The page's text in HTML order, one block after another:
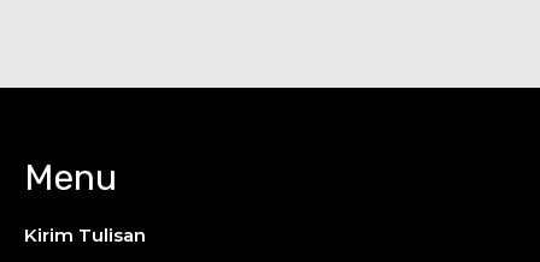
Menu
Kirim Tulisan